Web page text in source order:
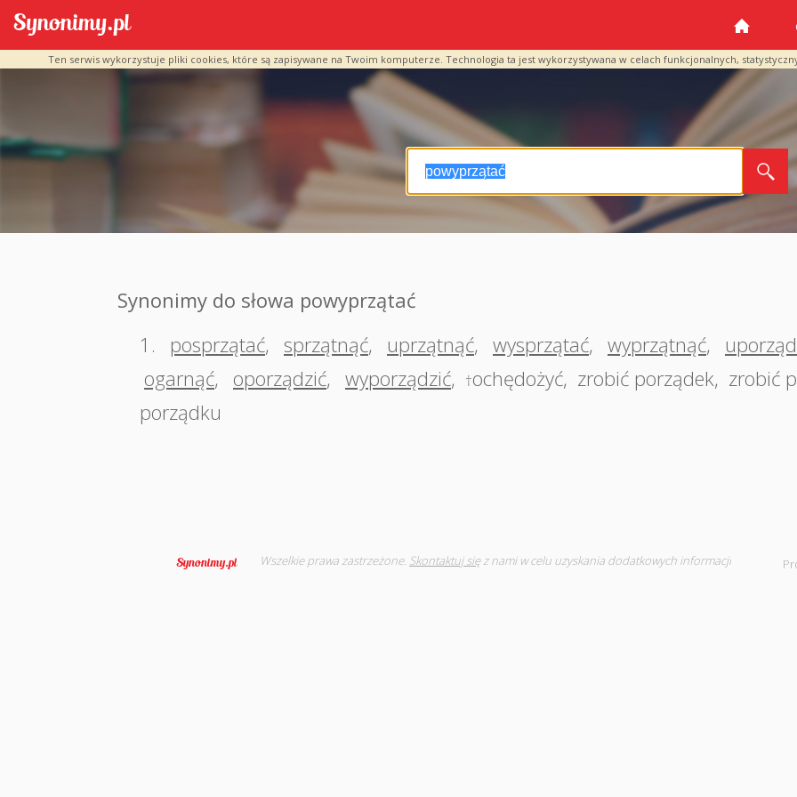
Ten serwis wykorzystuje pliki cookies, które są zapisywane na Twoim komputerze. Technologia ta jest wykorzystywana w celach funkcjonalnych,
Synonimy do słowa powyprzątać
1.
posprzątać, sprzątnąć, uprzątnąć, wysprzątać, wyprzątnąć,
ogarnąć, oporządzić, wyporządzić, †ochędożyć, zrobić porządek, zrobić
porządku
Wszelkie prawa zastrzeżone. Skontaktuj sięz nami w celu uzyskania dodatkowych informacji